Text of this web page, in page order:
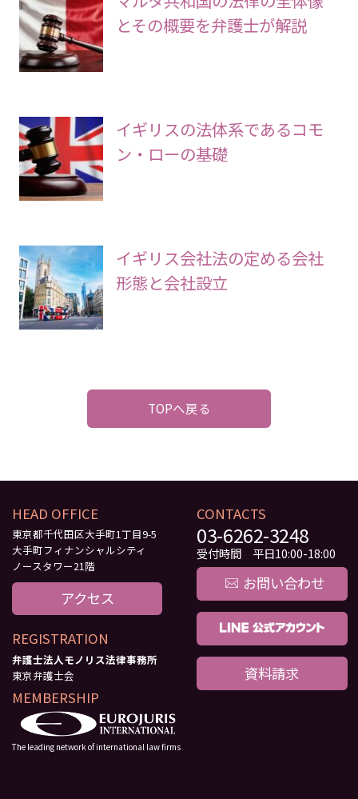
とその概要を弁護士が解説
イギリスの法体系であるコモ
ン・ローの基礎
イギリス会社法の定める会社
形態と会社設立
TOPへ戻る
HEAD OFFICE
東京都千代田区大手町1丁目9-5
大手町フィナンシャルシティ
ノースタワー21階
アクセス
REGISTRATION
弁護士法人モノリス法律事務所
東京弁護士会
MEMBERSHIP
The leading network of international law firms
CONTACTS
03-6262-3248
受付時間 平日10:00-18:00
お問い合わせ
資料請求